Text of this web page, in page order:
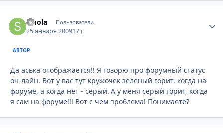
smola Пользователи
25 января 200917 г
АВТОР
Да аська отображается!! Я говорю про форумный статус
он-лайн. Вот у вас тут кружочек зелёный горит, когда на
форуме, а когда нет - серый. А у меня серый горит, когда
я сам на форуме!!! Вот с чем проблема! Понимаете?